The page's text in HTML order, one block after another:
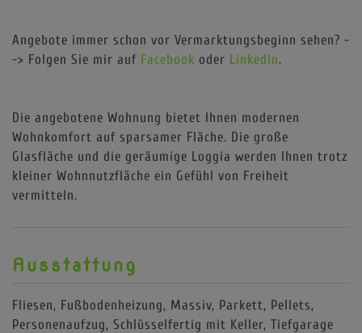
Angebote immer schon vor Vermarktungsbeginn sehen? -
-> Folgen Sie mir auf Facebook oder Linkedin.
Die angebotene Wohnung bietet Ihnen modernen
Wohnkomfort auf sparsamer Fläche. Die große
Glasfläche und die geräumige Loggia werden Ihnen trotz
kleiner Wohnnutzfläche ein Gefühl von Freiheit
vermitteln.
Ausstattung
Fliesen Fußbodenheizung Massiv Parkett
Pellets
Personenaufzug Schlüsselfertig mit Keller Tiefgarage